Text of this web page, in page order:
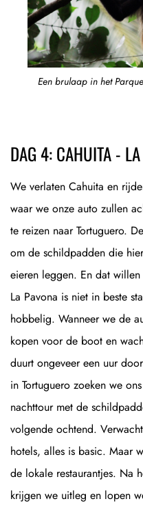
Een brulaap in het
DAG 4: CAHUITA -
We verlaten Cahuita en
waar we onze auto zullen
te reizen naar Tortuguero.
om de schildpadden die
eieren leggen. En dat
La Pavona is niet in beste
hobbelig. Wanneer we de
kopen voor de boot en
duurt ongeveer een uur
in Tortuguero zoeken we
nachttour met de
volgende ochtend.
hotels, alles is basic. Maar
de lokale restaurantjes. Na
krijgen we uitleg en lopen